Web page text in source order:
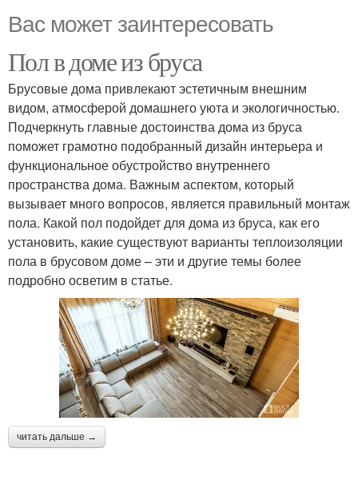
Вас может заинтересовать
Пол в доме из бруса
Брусовые дома привлекают эстетичным внешним
видом, атмосферой домашнего уюта и экологичностью.
Подчеркнуть главные достоинства дома из бруса
поможет грамотно подобранный дизайн интерьера и
функциональное обустройство внутреннего
пространства дома. Важным аспектом, который
вызывает много вопросов, является правильный монтаж
пола. Какой пол подойдет для дома из бруса, как его
установить, какие существуют варианты теплоизоляции
пола в брусовом доме – эти и другие темы более
подробно осветим в статье.
читать дальше →